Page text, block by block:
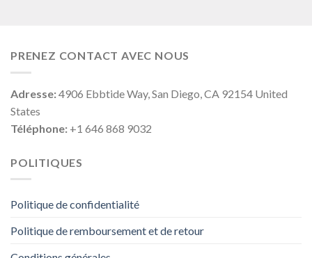
PRENEZ CONTACT AVEC NOUS
Adresse:4906 Ebbtide Way, San Diego, CA 92154 United
States
Téléphone: +1 646 868 9032
POLITIQUES
Politique de confidentialité
Politique de remboursement et de retour